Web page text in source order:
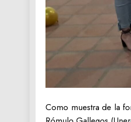
Como muestra de la